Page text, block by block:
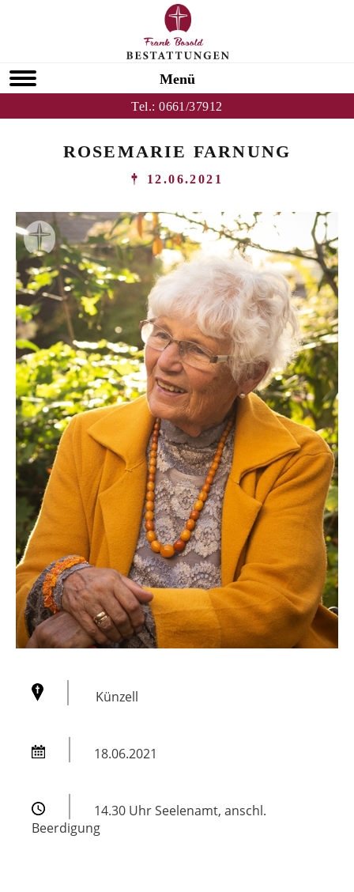
Menü
Tel.:0661/37912
ROSEMARIE FARNUNG
12.06.2021
Künzell
18.06.2021
14.30 Uhr Seelenamt, anschl.
Beerdigung